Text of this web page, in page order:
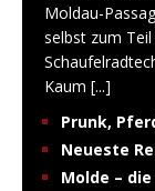
Moldau-
selbst zum
Kaum [...]
Prunk,
Neueste
Molde –